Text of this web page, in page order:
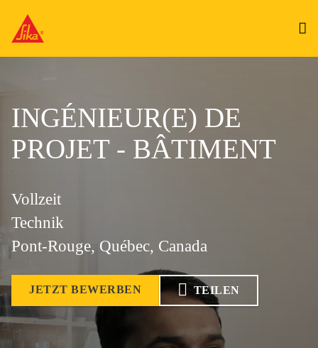
INGÉNIEUR(E) DE
PROJET - BÂTIMENT
Vollzeit
Technik
Pont-Rouge, Québec, Canada
JETZT BEWERBEN TEILEN